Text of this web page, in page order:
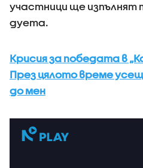
участници ще изпълнят
дуета.
Крисия за победата в
През цялото време
до мен